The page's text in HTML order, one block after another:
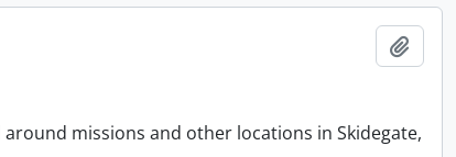
missions and other locations in Skidegate,